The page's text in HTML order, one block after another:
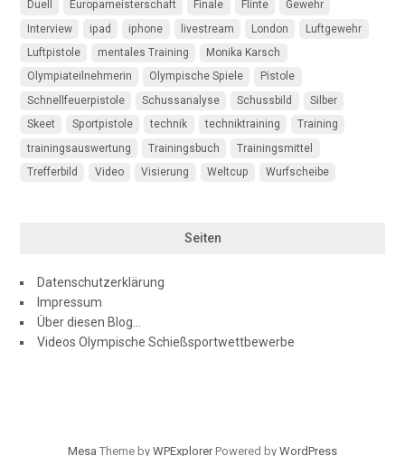
Duell
Europameisterschaft Finale Flinte
Gewehr
Interview
ipad iphone livestream London
Luftgewehr
Luftpistole
mentales Training
Monika Karsch
Olympiateilnehmerin
Olympische Spiele
Pistole
Schnellfeuerpistole
Schussanalyse Schussbild
Silber
Skeet
Sportpistole technik techniktraining
Training
trainingsauswertung
Trainingsbuch
Trainingsmittel
Trefferbild
Video Visierung Weltcup Wurfscheibe
Seiten
Datenschutzerklärung
Impressum
Über diesen Blog…
Videos Olympische Schießsportwettbewerbe
Mesa Theme by WPExplorerPowered by WordPress